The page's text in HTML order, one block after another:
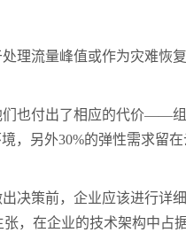
理流量峰值或作为灾难恢
们也付出了相应的代价——
，另外30%的弹性需求留
决策前，企业应该进行详
，在企业的技术架构中占